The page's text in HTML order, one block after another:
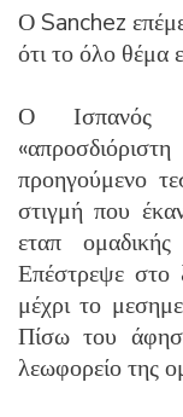
Ο Sanchez
ότι το όλο θέμα
Ο Ισπανός
προηγούμενο
στιγμή που
εταπ
Επέστρεψε στο
μέχρι το
Πίσω του
λεωφορείο της